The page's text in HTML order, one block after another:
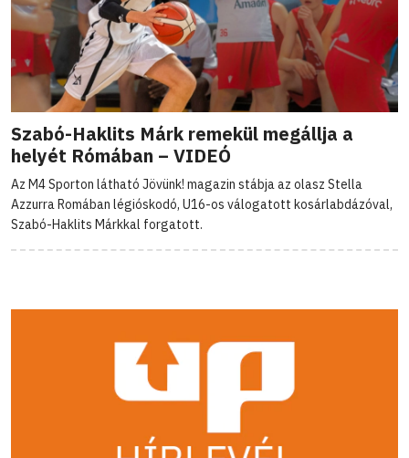
Szabó-Haklits Márk remekül megállja a
helyét Rómában – VIDEÓ
Az M4 Sporton látható Jövünk! magazin stábja az olasz Stella
Azzurra Romában légióskodó, U16-os válogatott kosárlabdázóval,
Szabó-Haklits Márkkal forgatott.